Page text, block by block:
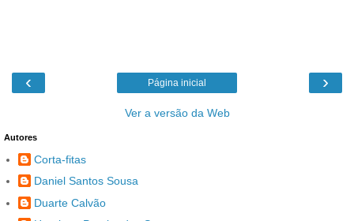
‹ ›
Página inicial
Ver a versão da Web
Autores
Corta-fitas
Daniel Santos Sousa
Duarte Calvão